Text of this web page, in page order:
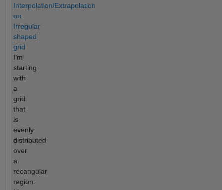
Interpolation/Extrapolation
on
Irregular
shaped
grid
I'm
starting
with
a
grid
that
is
evenly
distributed
over
a
recangular
region: